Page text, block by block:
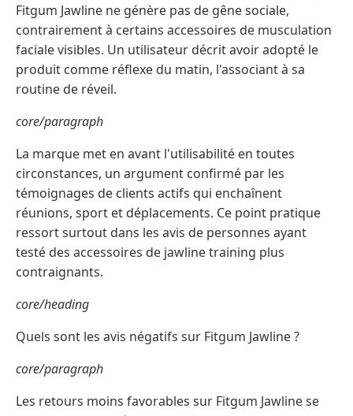
Fitgum Jawline ne génère pas de gêne sociale,
contrairement à certains accessoires de musculation
faciale visibles. Un utilisateur décrit avoir adopté le
produit comme réflexe du matin, l'associant à sa
routine de réveil.
core/paragraph
La marque met en avant l'utilisabilité en toutes
circonstances, un argument confirmé par les
témoignages de clients actifs qui enchaînent
réunions, sport et déplacements. Ce point pratique
ressort surtout dans les avis de personnes ayant
testé des accessoires de jawline training plus
contraignants.
core/heading
Quels sont les avis négatifs sur Fitgum Jawline ?
core/paragraph
Les retours moins favorables sur Fitgum Jawline se